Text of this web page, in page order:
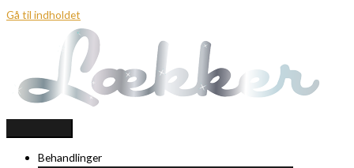
Gå til indholdet
Behandlinger